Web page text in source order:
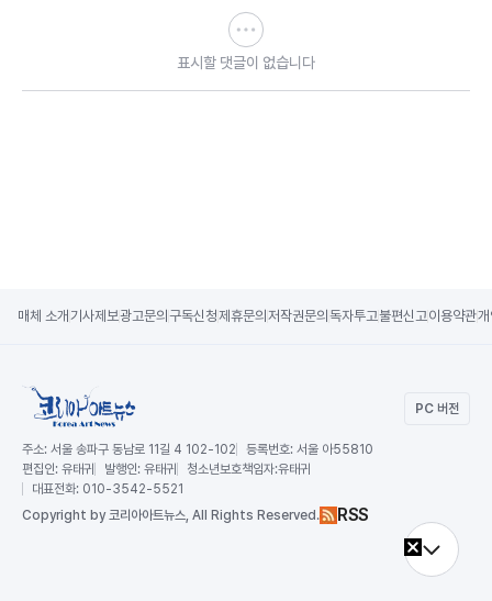
표시할 댓글이 없습니다
매체 소개 기사제보광고문의 구독신청제휴문의 저작권문의 독자투고불편신고이용약관
PC 버전
주소: 서울 송파구 동남로 11길 4 102-102 등록번호: 서울 아55810
편집인: 유태귀 발행인: 유태귀 청소년보호책임자:유태귀
대표전화: 010-3542-5521
Copyright by 코리아아트뉴스, All Rights Reserved. RSS